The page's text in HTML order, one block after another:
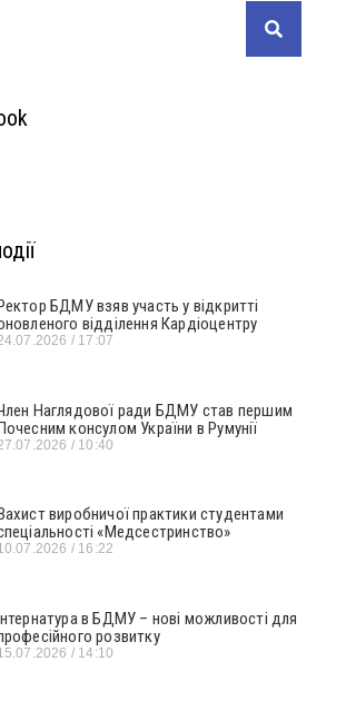
БДМУ взяв участь у відкритті
відділення Кардіоцентру
17:07
Наглядової ради БДМУ став першим
консулом України в Румунії
10:40
виробничої практики студентами
«Медсестринство»
16:22
в БДМУ – нові можливості для
розвитку
14:10